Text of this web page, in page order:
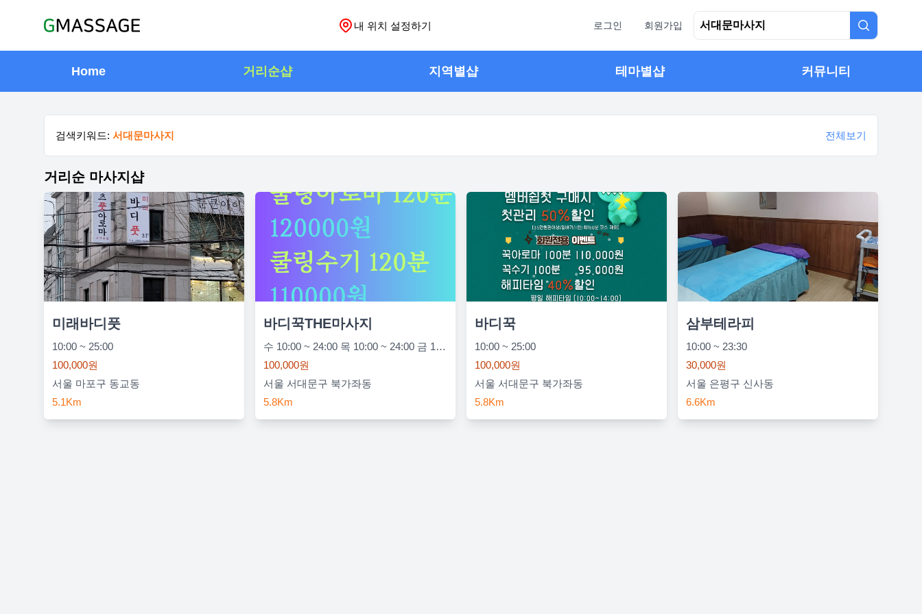
내 위치 설정하기 로그인 회원가입
Home 거리순샵 지역별샵 테마별샵 커뮤니티
검색키워드: 서대문마사지 전체보기
거리순 마사지샵
미래바디풋
10:00 ~ 25:00
100,000원
서울 마포구 동교동
5.1Km
바디꾹THE마사지
수 10:00 ~ 24:00 목 10:00 ~ 24:00 금 10:00 ~ 24:00 토 10:00 ~ 24:00 일 10:00 ~ 24:00 월 10:00 ~ 24:00 화 10:00 ~ 24:00
100,000원
서울 서대문구 북가좌동
5.8Km
바디꾹
10:00 ~ 25:00
100,000원
서울 서대문구 북가좌동
5.8Km
삼부테라피
10:00 ~ 23:30
30,000원
서울 은평구 신사동
6.6Km